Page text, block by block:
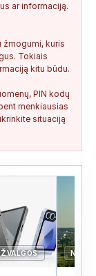
ar informaciją.
žmogumi, kuris
Tokiais
kitu būdu.
PIN kodų
menkiausias
situaciją